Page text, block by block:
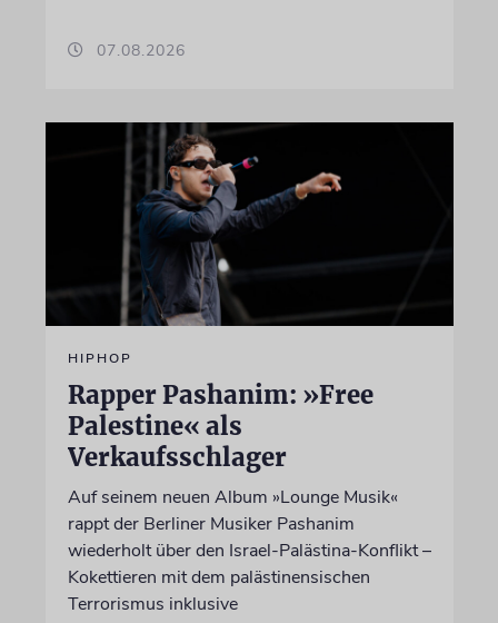
07.08.2026
HIPHOP
Rapper Pashanim: »Free
Palestine« als
Verkaufsschlager
Auf seinem neuen Album »Lounge Musik«
rappt der Berliner Musiker Pashanim
wiederholt über den Israel-Palästina-Konflikt –
Kokettieren mit dem palästinensischen
Terrorismus inklusive